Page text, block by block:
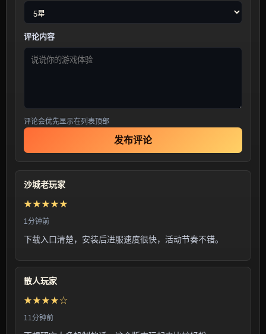
评论内容
评论会优先显示在列表顶部
发布评论
沙城老玩家
★★★★★
1分钟前
下载入口清楚，安装后进服速度很快，活动节奏不错。
散人玩家
★★★★☆
11分钟前